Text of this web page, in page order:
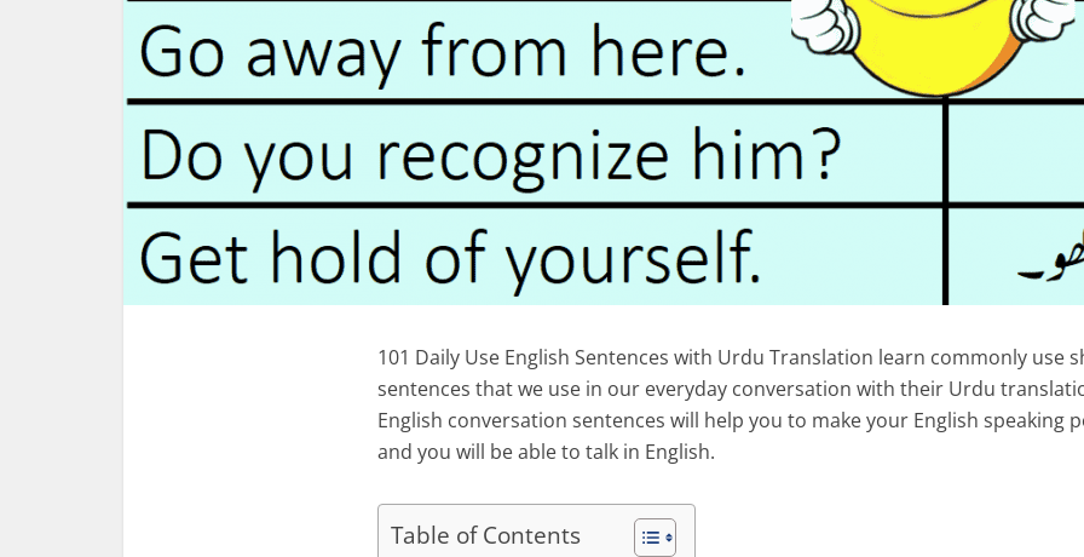
101 Daily Use English Sentences with Urdu Translation learn commonly use
sentences that we use in our everyday conversation with their Urdu
English conversation sentences will help you to make your English speaking
and you will be able to talk in English.
Table of Contents